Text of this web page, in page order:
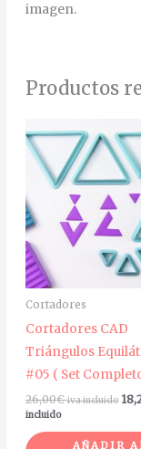
imagen.
Productos
Cortadores
Cortadores CAD
Triángulos
#05 ( Set
26,00€ iva incluido
incluido
AÑADIR